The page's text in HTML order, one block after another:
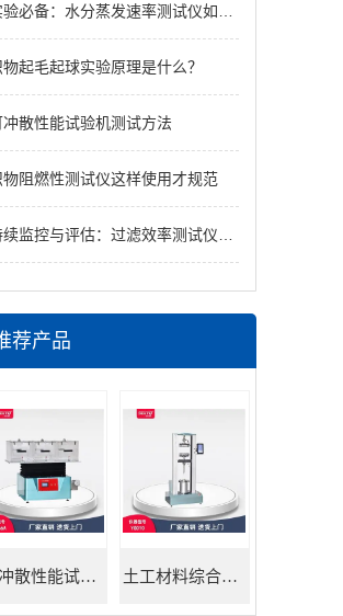
必备：水分蒸发速率测试仪如何提升研究品质
起毛起球实验原理是什么？
冲散性能试验机测试方法
物阻燃性测试仪这样使用才规范
监控与评估：过滤效率测试仪对系统性能的实时追踪与评估
荐产品
可冲散性能试验机 土工材料综合试验机